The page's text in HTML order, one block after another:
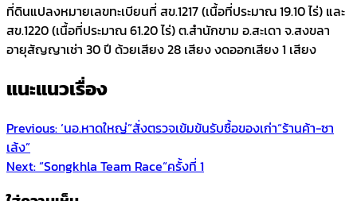
ที่ดินแปลงหมายเลขทะเบียนที่ สข.1217 (เนื้อที่ประมาณ 19.10 ไร่) และ
สข.1220 (เนื้อที่ประมาณ 61.20 ไร่) ต.สำนักขาม อ.สะเดา จ.สงขลา
อายุสัญญาเช่า 30 ปี ด้วยเสียง 28 เสียง งดออกเสียง 1 เสียง
แนะแนวเรื่อง
Previous:‘นอ.หาดใหญ่”สั่งตรวจเข้มข้นรับซื้อของเก่า“ร้านค้า-ซา
เล้ง”
Next:“Songkhla Team Race“ครั้งที่ 1